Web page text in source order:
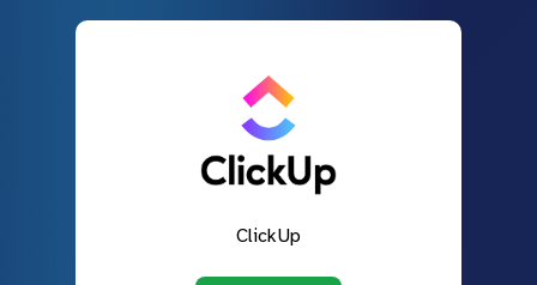
ClickUp